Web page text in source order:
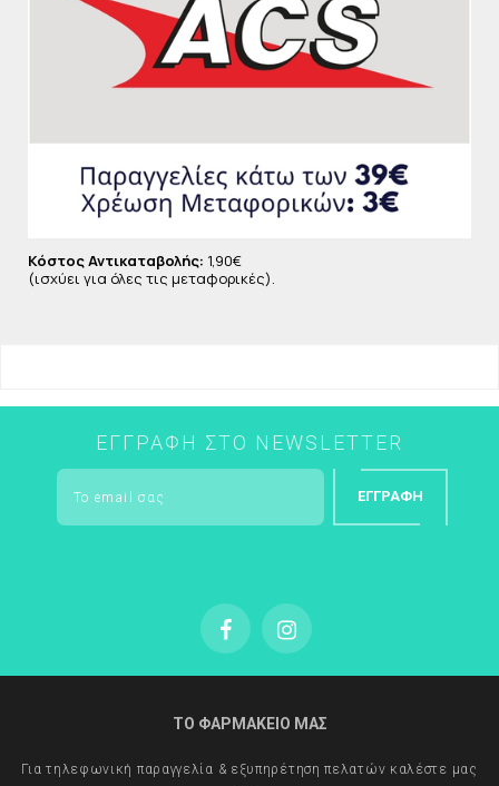
Κόστος Αντικαταβολής: 1,90€
(ισχύει για όλες τις μεταφορικές).
ΕΓΓΡΑΦΉ ΣΤΟ NEWSLETTER
ΕΓΓΡΑΦΉ
ΤΟ ΦΑΡΜΑΚΕΙΟ ΜΑΣ
Για τηλεφωνική παραγγελία & εξυπηρέτηση πελατών καλέστε μας